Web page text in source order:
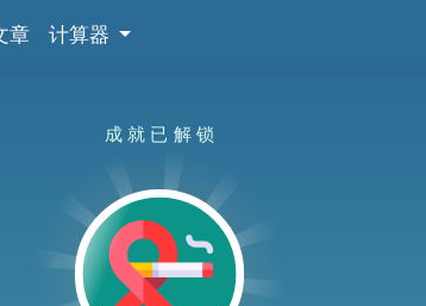
章 计算器
成就已解锁